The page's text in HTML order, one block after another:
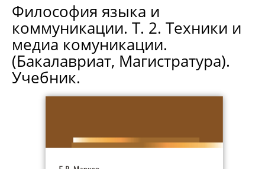
Философия языка и
коммуникации. Т. 2. Техники и
медиа комуникации.
(Бакалавриат, Магистратура).
Учебник.